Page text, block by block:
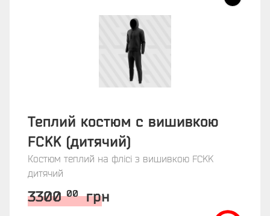
Теплий костюм с вишивкою
FCKK (дитячий)
Костюм теплий на флісі з вишивкою FCKK
дитячий
3300 00 грн